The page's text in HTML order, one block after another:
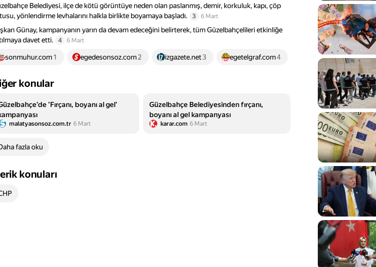
Belediyesi, ilçe de kötü görüntüye neden olan paslanmış, demir, korkuluk, kapı, çöp
yönlendirme levhalarını halkla birlikte boyamaya başladı.
3 6 Mart
Günay, kampanyanın yarın da devam edeceğini belirterek, tüm Güzelbahçelileri etkinliğe
davet etti.
4 6 Mart
sonmuhur.com1 egedesonsoz.com2 izgazete.net3 egetelgraf.com4
konular
’Fırçanı, boyanı al gel’
malatyasonsoz.com.tr 6 Mart
Güzelbahçe Belediyesinden fırçanı,
boyanı al gel kampanyası
karar.com 6 Mart
fazla oku
konuları